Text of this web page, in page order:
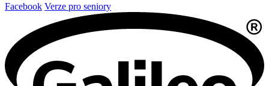
Facebook Verze pro seniory